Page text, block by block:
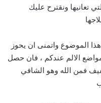
تعانيها ونقترح عليك
الموضوع واتمنى ان يحوز
الالم عندكم ، فان حصل
فمن الله وهو الشافي